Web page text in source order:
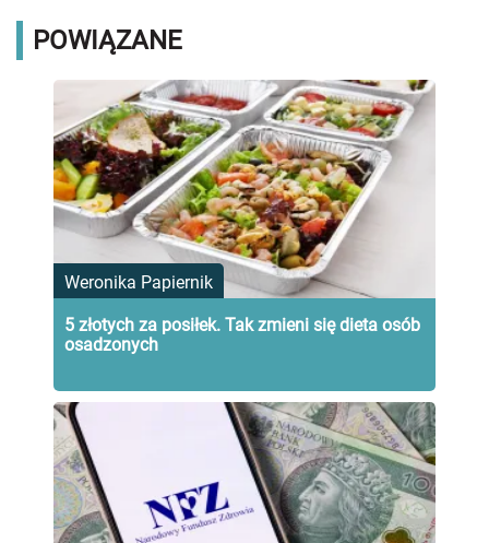
POWIĄZANE
Weronika Papiernik
5 złotych za posiłek. Tak zmieni się dieta osób
osadzonych